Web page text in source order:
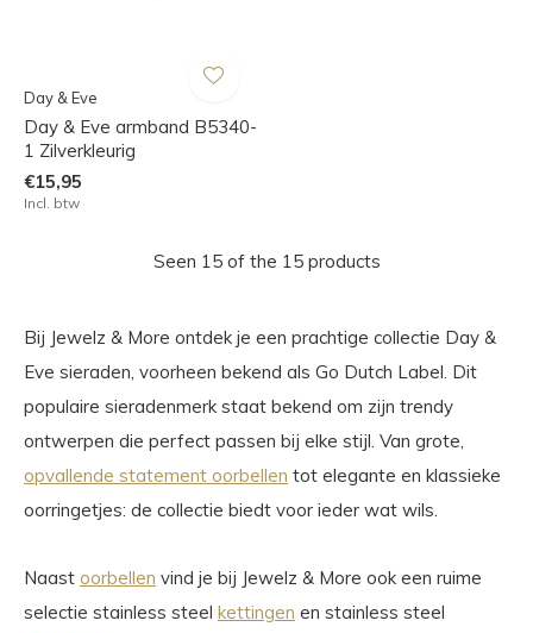
Day & Eve
Day & Eve armband B5340-
1 Zilverkleurig
€15,95
Incl. btw
Seen 15 of the 15 products
Bij Jewelz & More ontdek je een prachtige collectie Day &
Eve sieraden, voorheen bekend als Go Dutch Label. Dit
populaire sieradenmerk staat bekend om zijn trendy
ontwerpen die perfect passen bij elke stijl. Van grote,
opvallende statement oorbellen tot elegante en klassieke
oorringetjes: de collectie biedt voor ieder wat wils.
Naast oorbellen vind je bij Jewelz & More ook een ruime
selectie stainless steel kettingen en stainless steel